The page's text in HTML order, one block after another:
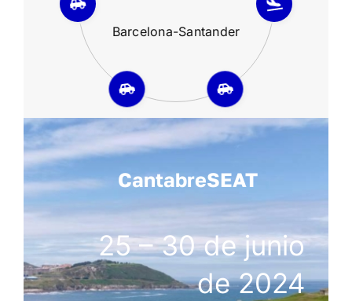
Santander-Fuente Dé
CantabreSEAT
25 – 30 de junio
de 2024